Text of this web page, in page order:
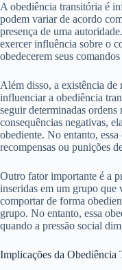
A obediência transitória é
podem variar de acordo
presença de uma
exercer influência sobre o
obedecerem seus
Além disso, a existência de
influenciar a obediência
seguir determinadas
consequências negativas,
obediente. No entanto,
recompensas ou punições
Outro fator importante é a
inseridas em um grupo que
comportar de forma
grupo. No entanto, essa
quando a pressão social
Implicações da Obediência